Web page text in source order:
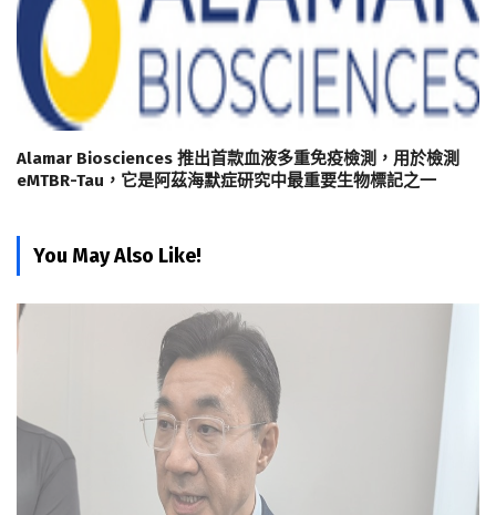
Alamar Biosciences 推出首款血液多重免疫檢測，用於檢測
eMTBR-Tau，它是阿茲海默症研究中最重要生物標記之一
You May Also Like!